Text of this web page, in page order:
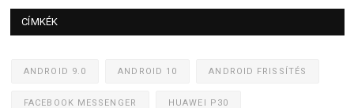
CÍMKÉK
ANDROID 9.0 ANDROID 10 ANDROID FRISSÍTÉS
FACEBOOK MESSENGER HUAWEI P30